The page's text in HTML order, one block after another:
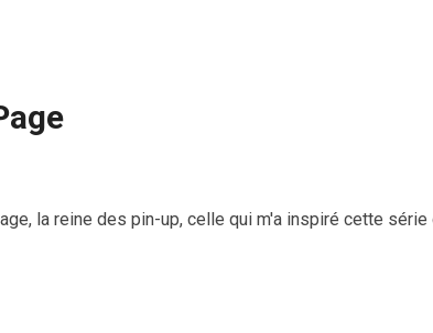
la reine des pin-up, celle qui m'a inspiré cette série